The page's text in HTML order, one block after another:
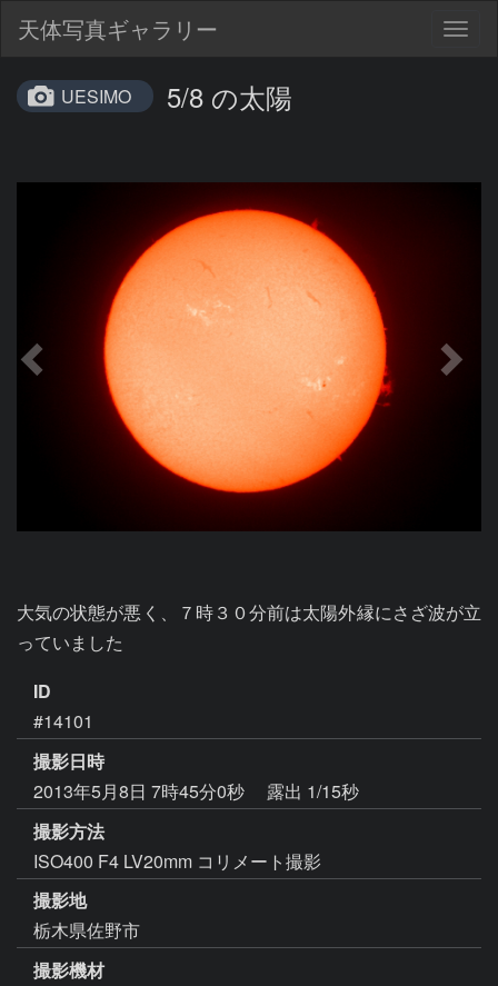
天体写真ギャラリー
UESIMO 5/8 の太陽
大気の状態が悪く、７時３０分前は太陽外縁にさざ波が立
っていました
ID
#14101
撮影日時
2013年5月8日 7時45分0秒
露出 1/15秒
撮影方法
ISO400 F4 LV20mm コリメート撮影
撮影地
栃木県佐野市
撮影機材